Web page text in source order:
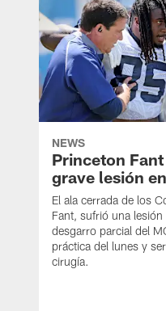
NEWS
Princeton
grave lesión
El ala cerrada de los
Fant, sufrió una lesión
desgarro parcial del
práctica del lunes y
cirugía.